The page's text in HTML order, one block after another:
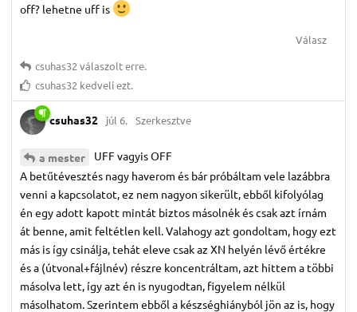
off? lehetne uff is
Válasz
csuhas32 válaszolt erre.
csuhas32 kedveli ezt.
csuhas32 júl 6. Szerkesztve
a mester
UFF vagyis OFF
A betűtévesztés nagy haverom és bár próbáltam vele lazábbra
venni a kapcsolatot, ez nem nagyon sikerült, ebből kifolyólag
én egy adott kapott mintát biztos másolnék és csak azt írnám
át benne, amit feltétlen kell. Valahogy azt gondoltam, hogy ezt
más is így csinálja, tehát eleve csak az XN helyén lévő értékre
és a (útvonal+fájlnév) részre koncentráltam, azt hittem a többi
másolva lett, így azt én is nyugodtan, figyelem nélkül
másolhatom. Szerintem ebből a készséghiányból jön az is, hogy